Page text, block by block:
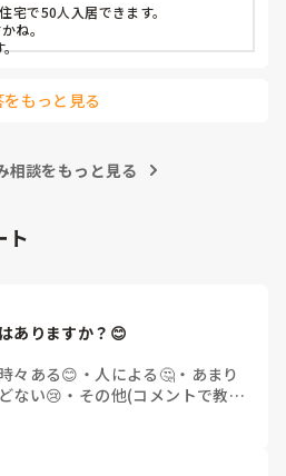
宅で50人入居できます。
ね。
。
をもっと見る
相談をもっと見る
ト
ありますか？😊
々ある😊 ・ 人による🤔 ・ あまり
ない😢 ・ その他(コメントで教え